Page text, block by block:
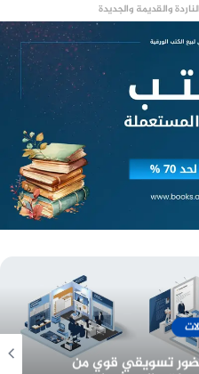
آخر موديل وتمسك
قدام الناس
في افخم الاماكن خوفاً
شبكة الماظ علشان
عن إرضاء الناس
ما هترضى عنك
اللي فيك
غير وأنت قصادها
والقديمة والجديدة
وبناء بيئة عمل